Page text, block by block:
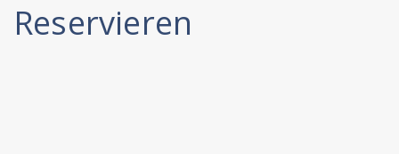
Reservieren